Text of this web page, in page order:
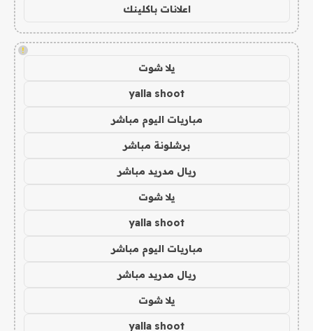
اعلانات باكلينك
!
يلا شوت
yalla shoot
مباريات اليوم مباشر
برشلونة مباشر
ريال مدريد مباشر
يلا شوت
yalla shoot
مباريات اليوم مباشر
ريال مدريد مباشر
يلا شوت
yalla shoot